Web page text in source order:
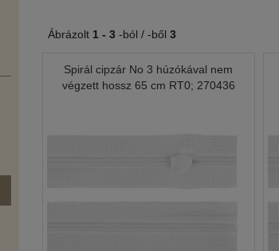
Ábrázolt 1 - 3 -ból / -ből 3
Spirál cipzár No 3 húzókával nem
végzett hossz 65 cm RT0; 270436